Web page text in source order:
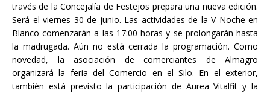
través de la Concejalía de Festejos prepara una nueva edición.
Será el viernes 30 de junio. Las actividades de la V Noche en
Blanco comenzarán a las 17:00 horas y se prolongarán hasta
la madrugada. Aún no está cerrada la programación. Como
novedad, la asociación de comerciantes de Almagro
organizará la feria del Comercio en el Silo. En el exterior,
también está previsto la participación de Aurea Vitalfit y la